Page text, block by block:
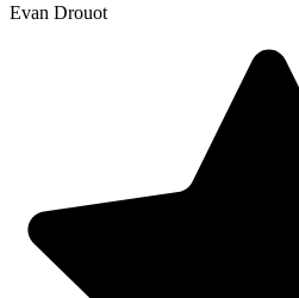
Evan Drouot